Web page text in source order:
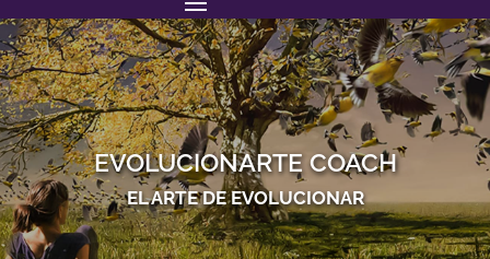
EVOLUCIONARTE COACH
EL ARTE DE EVOLUCIONAR